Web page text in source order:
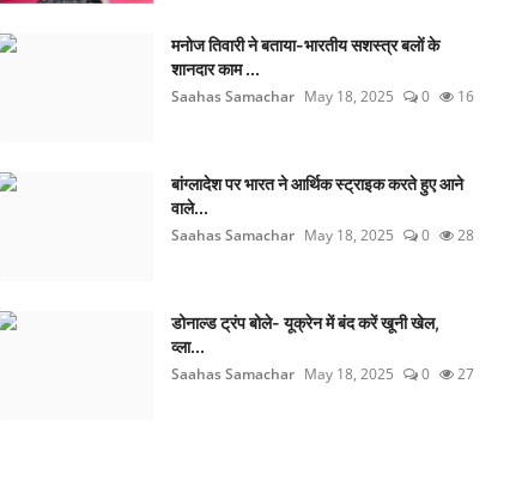
मनोज तिवारी ने बताया-भारतीय सशस्त्र बलों के
शानदार काम ...
Saahas Samachar May 18, 2025 0 16
बांग्लादेश पर भारत ने आर्थिक स्ट्राइक करते हुए आने
वाले...
Saahas Samachar May 18, 2025 0 28
डोनाल्ड ट्रंप बोले- यूक्रेन में बंद करें खूनी खेल,
व्ला...
Saahas Samachar May 18, 2025 0 27